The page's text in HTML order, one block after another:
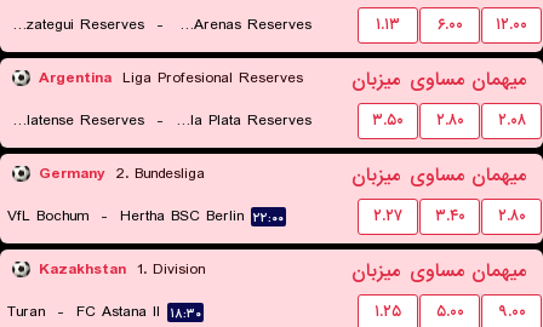
Berazategui Reserves - Victoriano Arenas Reserves
۲۰:۳۰
۱.۱۳ ۶.۰۰ ۱۲.۰۰
Argentina Liga Profesional Reserves میزبان مساوی میهمان
CA Platense Reserves - Estudiantes de la Plata Reserves
۲۱:۳۰
۳.۵۰ ۲.۸۰ ۲.۰۸
Germany 2. Bundesliga میزبان مساوی میهمان
VfL Bochum - Hertha BSC Berlin ۲۲:۰۰ ۲.۲۷ ۳.۴۰ ۲.۸۰
Kazakhstan 1. Division میزبان مساوی میهمان
Turan - FC Astana II ۱۸:۳۰ ۱.۲۵ ۵.۰۰ ۹.۰۰